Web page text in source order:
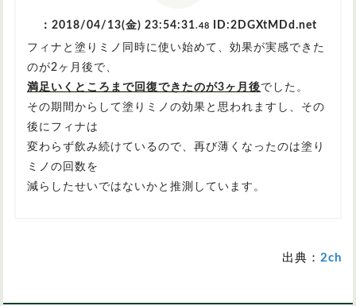
：2018/04/13(金) 23:54:31.48
ID:2DGXtMDd.net
フィナと塗りミノ同時に使い始めて、効果が実感できた
のが2ヶ月後で、
満足いくところまで回復できたのが3ヶ月後でした。
その期間からして塗りミノの効果と思われますし、その
後にフィナは
変わらず飲み続けているので、再び薄くなったのは塗り
ミノの回数を
減らしたせいではないかと推測しています。
出典： 2ch